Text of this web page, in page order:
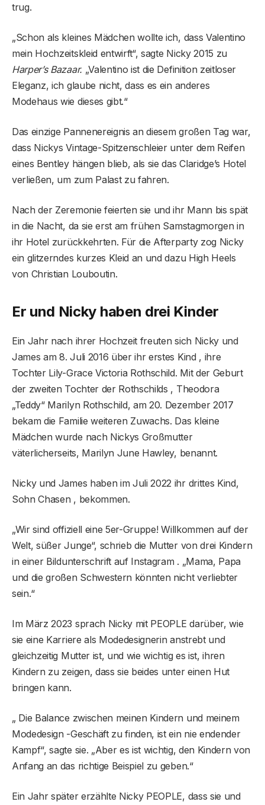
trug.
„Schon als kleines Mädchen wollte ich, dass Valentino
mein Hochzeitskleid entwirft“, sagte Nicky 2015 zu
Harper’s Bazaar. „Valentino ist die Definition zeitloser
Eleganz, ich glaube nicht, dass es ein anderes
Modehaus wie dieses gibt.“
Das einzige Pannenereignis an diesem großen Tag war,
dass Nickys Vintage-Spitzenschleier unter dem Reifen
eines Bentley hängen blieb, als sie das Claridge’s Hotel
verließen, um zum Palast zu fahren.
Nach der Zeremonie feierten sie und ihr Mann bis spät
in die Nacht, da sie erst am frühen Samstagmorgen in
ihr Hotel zurückkehrten. Für die Afterparty zog Nicky
ein glitzerndes kurzes Kleid an und dazu High Heels
von Christian Louboutin.
Er und Nicky haben drei Kinder
Ein Jahr nach ihrer Hochzeit freuten sich Nicky und
James am 8. Juli 2016 über ihr erstes Kind , ihre
Tochter Lily-Grace Victoria Rothschild. Mit der Geburt
der zweiten Tochter der Rothschilds , Theodora
„Teddy“ Marilyn Rothschild, am 20. Dezember 2017
bekam die Familie weiteren Zuwachs. Das kleine
Mädchen wurde nach Nickys Großmutter
väterlicherseits, Marilyn June Hawley, benannt.
Nicky und James haben im Juli 2022 ihr drittes Kind,
Sohn Chasen , bekommen.
„Wir sind offiziell eine 5er-Gruppe! Willkommen auf der
Welt, süßer Junge“, schrieb die Mutter von drei Kindern
in einer Bildunterschrift auf Instagram . „Mama, Papa
und die großen Schwestern könnten nicht verliebter
sein.“
Im März 2023 sprach Nicky mit PEOPLE darüber, wie
sie eine Karriere als Modedesignerin anstrebt und
gleichzeitig Mutter ist, und wie wichtig es ist, ihren
Kindern zu zeigen, dass sie beides unter einen Hut
bringen kann.
„ Die Balance zwischen meinen Kindern und meinem
Modedesign -Geschäft zu finden, ist ein nie endender
Kampf“, sagte sie. „Aber es ist wichtig, den Kindern von
Anfang an das richtige Beispiel zu geben.“
Ein Jahr später erzählte Nicky PEOPLE, dass sie und